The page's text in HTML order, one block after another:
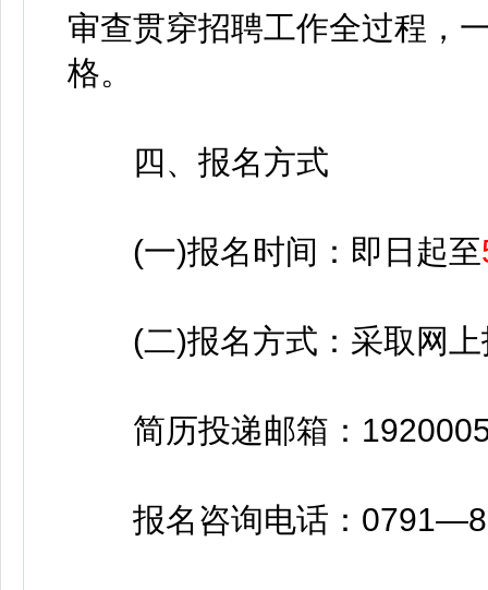
审查贯穿招聘工作全过程，
格。
四、报名方式
(一)报名时间：即日起至
(二)报名方式：采取网上
简历投递邮箱：
报名咨询电话：